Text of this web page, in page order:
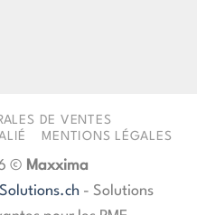
DE VENTES
MENTIONS LÉGALES
© Maxxima
- Solutions